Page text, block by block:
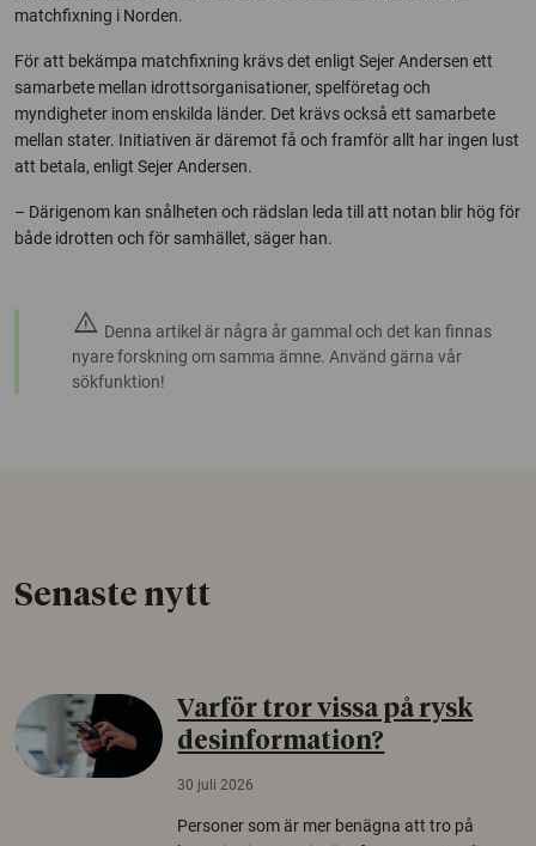
matchfixning i Norden.
För att bekämpa matchfixning krävs det enligt Sejer Andersen ett
samarbete mellan idrottsorganisationer, spelföretag och
myndigheter inom enskilda länder. Det krävs också ett samarbete
mellan stater. Initiativen är däremot få och framför allt har ingen lust
att betala, enligt Sejer Andersen.
– Därigenom kan snålheten och rädslan leda till att notan blir hög för
både idrotten och för samhället, säger han.
warning Denna artikel är några år gammal och det kan finnas
nyare forskning om samma ämne. Använd gärna vår
sökfunktion!
Senaste nytt
Varför tror vissa på rysk
desinformation?
30 juli 2026
Personer som är mer benägna att tro på